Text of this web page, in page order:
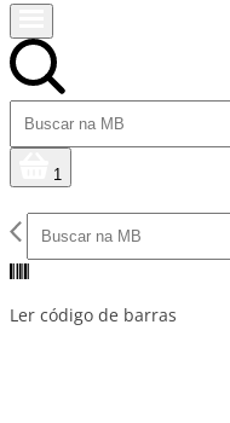
1
Ler código de barras